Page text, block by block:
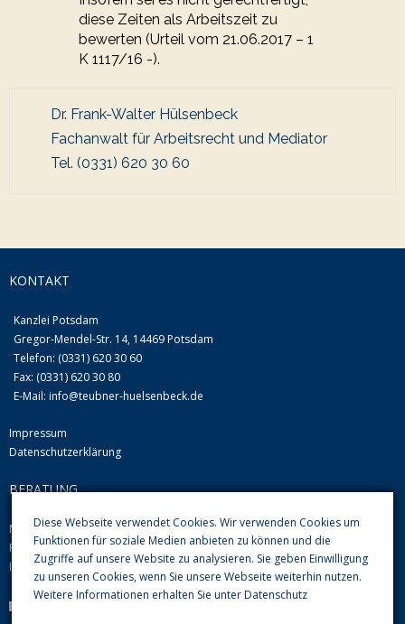
diese Zeiten als Arbeitszeit zu
bewerten (Urteil vom 21.06.2017 – 1
K 1117/16 -).
Dr. Frank-Walter Hülsenbeck
Fachanwalt für Arbeitsrecht und Mediator
Tel. (0331) 620 30 60
KONTAKT
Kanzlei Potsdam
Gregor-Mendel-Str. 14, 14469 Potsdam
Telefon: (0331) 620 30 60
Fax: (0331) 620 30 80
E-Mail: info@teubner-huelsenbeck.de
Impressum
Datenschutzerklärung
BERATUNG
Mo-Do von 09.00 Uhr-12.00 Uhr und 13.00-16.00 Uhr
Fr 08.00 Uhr-12.00 Uhr
Im Übrigen nach Vereinbarung
Diese Webseite verwendet Cookies. Wir verwenden Cookies um
Funktionen für soziale Medien anbieten zu können und die
Zugriffe auf unsere Website zu analysieren. Sie geben Einwilligung
zu unseren Cookies, wenn Sie unsere Webseite weiterhin nutzen.
Weitere Informationen erhalten Sie unterDatenschutz